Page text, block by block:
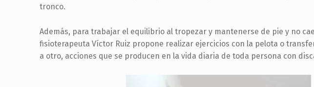
tronco.
Además, para trabajar el equilibrio al tropezar y mantenerse de pie y no
fisioterapeuta Víctor Ruiz propone realizar ejercicios con la pelota o
a otro, acciones que se producen en la vida diaria de toda persona con